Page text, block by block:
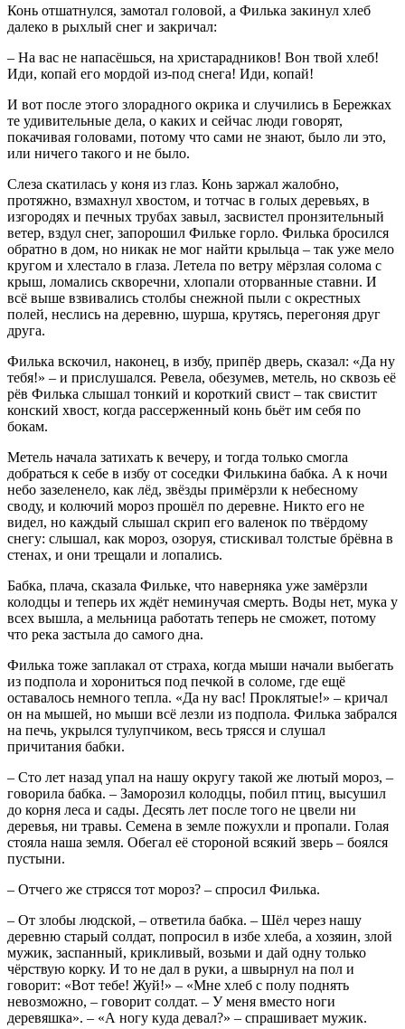
Конь отшатнулся, замотал головой, а Филька закинул хлеб
далеко в рыхлый снег и закричал:
– На вас не напасёшься, на христарадников! Вон твой хлеб!
Иди, копай его мордой из-под снега! Иди, копай!
И вот после этого злорадного окрика и случились в Бережках
те удивительные дела, о каких и сейчас люди говорят,
покачивая головами, потому что сами не знают, было ли это,
или ничего такого и не было.
Слеза скатилась у коня из глаз. Конь заржал жалобно,
протяжно, взмахнул хвостом, и тотчас в голых деревьях, в
изгородях и печных трубах завыл, засвистел пронзительный
ветер, вздул снег, запорошил Фильке горло. Филька бросился
обратно в дом, но никак не мог найти крыльца – так уже мело
кругом и хлестало в глаза. Летела по ветру мёрзлая солома с
крыш, ломались скворечни, хлопали оторванные ставни. И
всё выше взвивались столбы снежной пыли с окрестных
полей, неслись на деревню, шурша, крутясь, перегоняя друг
друга.
Филька вскочил, наконец, в избу, припёр дверь, сказал: «Да ну
тебя!» – и прислушался. Ревела, обезумев, метель, но сквозь её
рёв Филька слышал тонкий и короткий свист – так свистит
конский хвост, когда рассерженный конь бьёт им себя по
бокам.
Метель начала затихать к вечеру, и тогда только смогла
добраться к себе в избу от соседки Филькина бабка. А к ночи
небо зазеленело, как лёд, звёзды примёрзли к небесному
своду, и колючий мороз прошёл по деревне. Никто его не
видел, но каждый слышал скрип его валенок по твёрдому
снегу: слышал, как мороз, озоруя, стискивал толстые брёвна в
стенах, и они трещали и лопались.
Бабка, плача, сказала Фильке, что наверняка уже замёрзли
колодцы и теперь их ждёт неминучая смерть. Воды нет, мука у
всех вышла, а мельница работать теперь не сможет, потому
что река застыла до самого дна.
Филька тоже заплакал от страха, когда мыши начали выбегать
из подпола и хорониться под печкой в соломе, где ещё
оставалось немного тепла. «Да ну вас! Проклятые!» – кричал
он на мышей, но мыши всё лезли из подпола. Филька забрался
на печь, укрылся тулупчиком, весь трясся и слушал
причитания бабки.
– Сто лет назад упал на нашу округу такой же лютый мороз, –
говорила бабка. – Заморозил колодцы, побил птиц, высушил
до корня леса и сады. Десять лет после того не цвели ни
деревья, ни травы. Семена в земле пожухли и пропали. Голая
стояла наша земля. Обегал её стороной всякий зверь – боялся
пустыни.
– Отчего же стрясся тот мороз? – спросил Филька.
– От злобы людской, – ответила бабка. – Шёл через нашу
деревню старый солдат, попросил в избе хлеба, а хозяин, злой
мужик, заспанный, крикливый, возьми и дай одну только
чёрствую корку. И то не дал в руки, а швырнул на пол и
говорит: «Вот тебе! Жуй!» – «Мне хлеб с полу поднять
невозможно, – говорит солдат. – У меня вместо ноги
деревяшка». – «А ногу куда девал?» – спрашивает мужик.